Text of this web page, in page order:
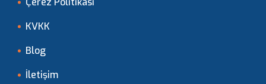
KVKK
Blog
İletişim